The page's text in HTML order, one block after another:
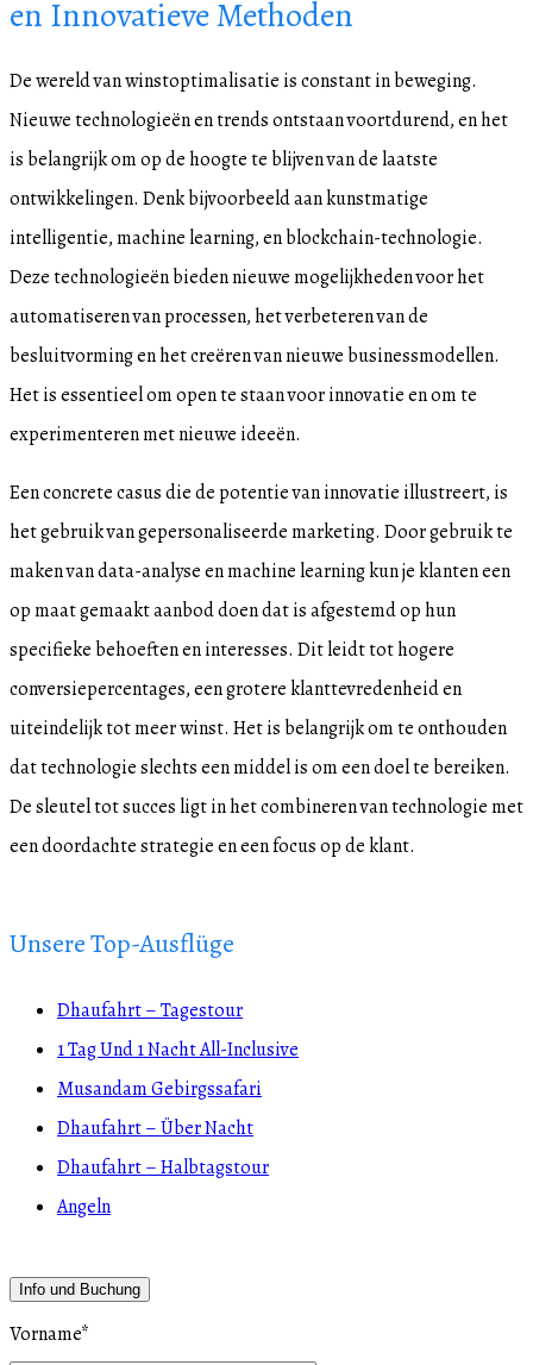
en Innovatieve Methoden
De wereld van winstoptimalisatie is constant in beweging.
Nieuwe technologieën en trends ontstaan voortdurend, en het
is belangrijk om op de hoogte te blijven van de laatste
ontwikkelingen. Denk bijvoorbeeld aan kunstmatige
intelligentie, machine learning, en blockchain-technologie.
Deze technologieën bieden nieuwe mogelijkheden voor het
automatiseren van processen, het verbeteren van de
besluitvorming en het creëren van nieuwe businessmodellen.
Het is essentieel om open te staan voor innovatie en om te
experimenteren met nieuwe ideeën.
Een concrete casus die de potentie van innovatie illustreert, is
het gebruik van gepersonaliseerde marketing. Door gebruik te
maken van data-analyse en machine learning kun je klanten een
op maat gemaakt aanbod doen dat is afgestemd op hun
specifieke behoeften en interesses. Dit leidt tot hogere
conversiepercentages, een grotere klanttevredenheid en
uiteindelijk tot meer winst. Het is belangrijk om te onthouden
dat technologie slechts een middel is om een doel te bereiken.
De sleutel tot succes ligt in het combineren van technologie met
een doordachte strategie en een focus op de klant.
Unsere Top-Ausflüge
Dhaufahrt – Tagestour
1 Tag Und 1 Nacht All-Inclusive
Musandam Gebirgssafari
Dhaufahrt – Über Nacht
Dhaufahrt – Halbtagstour
Angeln
Info und Buchung
Vorname*